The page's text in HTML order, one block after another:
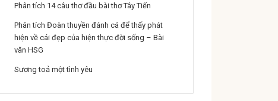
Phân tích 14 câu thơ đầu bài thơ Tây Tiến
Phân tích Đoàn thuyền đánh cá để thấy phát
hiện về cái đẹp của hiện thực đời sống – Bài
văn HSG
Sương toả một tình yêu